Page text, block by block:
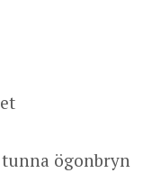
tunna ögonbryn